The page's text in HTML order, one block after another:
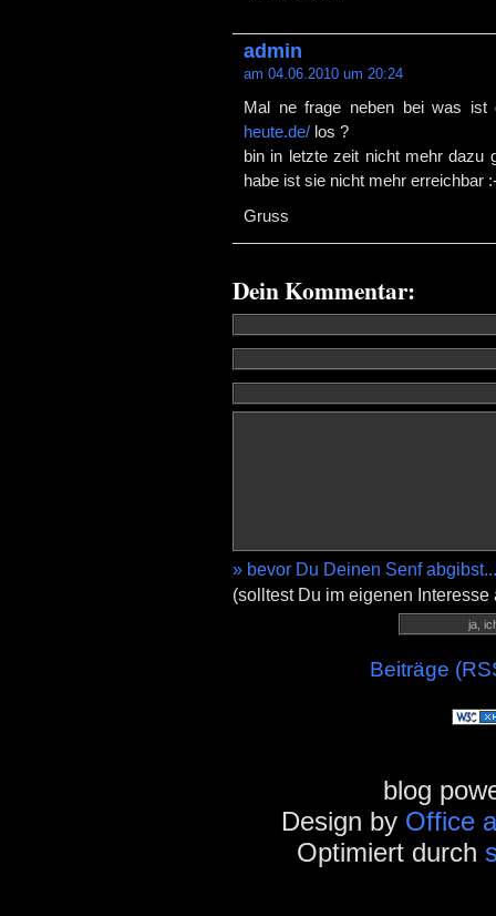
admin
am 04.06.2010 um 20:24
Mal ne frage neben bei was
heute.de/ los ?
bin in letzte zeit nicht mehr dazu
habe ist sie nicht mehr erreichbar
Gruss
Dein Kommentar:
» bevor Du Deinen Senf abgibst...
(solltest Du im eigenen
Beiträge
blog
Design by Office
Optimiert durch